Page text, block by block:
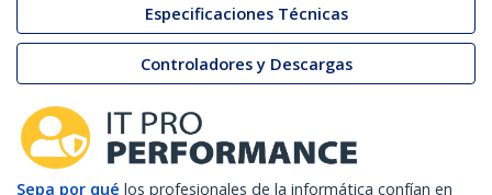
Especificaciones Técnicas
Controladores y Descargas
Sepa por qué los profesionales de la informática confían en